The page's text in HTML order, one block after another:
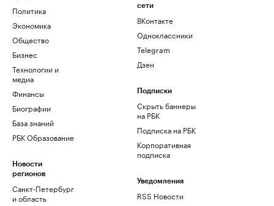
Политика
Экономика
Общество
Бизнес
Технологии и
медиа
Финансы
Биографии
База знаний
РБК Образование
Новости
регионов
Санкт-Петербург
и область
сети
ВКонтакте
Одноклассники
Telegram
Дзен
Подписки
Скрыть баннеры
на РБК
Подписка на РБК
Корпоративная
подписка
Уведомления
RSS Новости